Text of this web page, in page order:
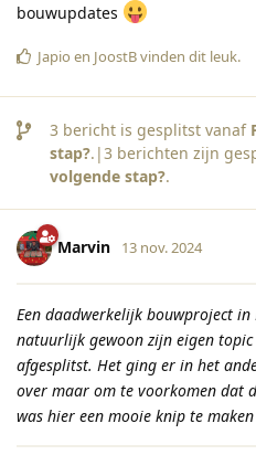
bouwupdates
Japio en JoostBvinden dit leuk.
3 bericht is gesplitst vanaf
stap?.|3 berichten zijn
volgende stap?.
Marvin 13 nov. 2024
Een daadwerkelijk bouwproject
natuurlijk gewoon zijn eigen topic
afgesplitst. Het ging er in het
over maar om te voorkomen dat
was hier een mooie knip te maken